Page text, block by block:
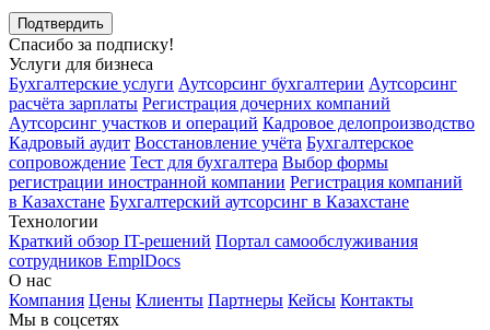
Подтвердить
Спасибо за подписку!
Услуги для бизнеса
Бухгалтерские услуги Аутсорсинг бухгалтерии Аутсорсинг
расчёта зарплаты Регистрация дочерних компаний
Аутсорсинг участков и операций Кадровое делопроизводство
Кадровый аудит Восстановление учёта Бухгалтерское
сопровождение Тест для бухгалтера Выбор формы
регистрации иностранной компании Регистрация компаний
в Казахстане Бухгалтерский аутсорсинг в Казахстане
Технологии
Краткий обзор IT-решений Портал самообслуживания
сотрудников EmplDocs
О нас
Компания Цены Клиенты Партнеры Кейсы Контакты
Мы в соцсетях